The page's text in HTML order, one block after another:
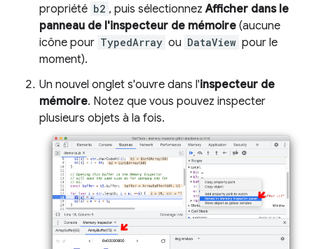
propriété b2 , puis sélectionnezAfficher dans le
panneau de l'inspecteur de mémoire (aucune
icône pour TypedArray ou DataView pour le
moment).
Un nouvel onglet s'ouvre dans l'inspecteur de
mémoire. Notez que vous pouvez inspecter
plusieurs objets à la fois.